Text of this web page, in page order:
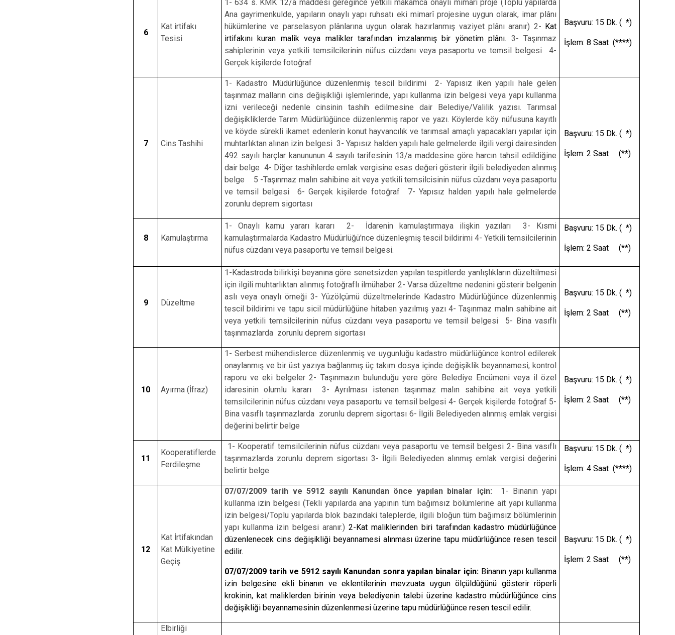
6
Kat irtifakı
Tesisi
1- 634 s. KMK 12/a maddesi gereğince yetkili makamca onaylı mimari proje (Toplu yapılarda
Ana gayrimenkulde, yapıların onaylı yapı ruhsatı eki mimarî projesine uygun olarak, imar plânı
hükümlerine ve parselasyon plânlarına uygun olarak hazırlanmış vaziyet plânı aranır) 2- Kat
irtifakını kuran malik veya malikler tarafından imzalanmış bir yönetim plânı. 3- Taşınmaz
sahiplerinin veya yetkili temsilcilerinin nüfus cüzdanı veya pasaportu ve temsil belgesi 4-
Gerçek kişilerde fotoğraf
Başvuru: 15 Dk. ( *)
İşlem: 8 Saat (****)
7 Cins Tashihi
1- Kadastro Müdürlüğünce düzenlenmiş tescil bildirimi 2- Yapısız iken yapılı hale gelen
taşınmaz malların cins değişikliği işlemlerinde, yapı kullanma izin belgesi veya yapı kullanma
izni verileceği nedenle cinsinin tashih edilmesine dair Belediye/Valilik yazısı. Tarımsal
değişikliklerde Tarım Müdürlüğünce düzenlenmiş rapor ve yazı. Köylerde köy nüfusuna kayıtlı
ve köyde sürekli ikamet edenlerin konut hayvancılık ve tarımsal amaçlı yapacakları yapılar için
muhtarlıktan alınan izin belgesi 3- Yapısız halden yapılı hale gelmelerde ilgili vergi dairesinden
492 sayılı harçlar kanununun 4 sayılı tarifesinin 13/a maddesine göre harcın tahsil edildiğine
dair belge 4- Diğer tashihlerde emlak vergisine esas değeri gösterir ilgili belediyeden alınmış
belge 5 -Taşınmaz malın sahibine ait veya yetkili temsilcisinin nüfus cüzdanı veya pasaportu
ve temsil belgesi 6- Gerçek kişilerde fotoğraf 7- Yapısız halden yapılı hale gelmelerde
zorunlu deprem sigortası
Başvuru: 15 Dk. ( *)
İşlem: 2 Saat (**)
8 Kamulaştırma
1- Onaylı kamu yararı kararı 2- İdarenin kamulaştırmaya ilişkin yazıları 3- Kısmi
kamulaştırmalarda Kadastro Müdürlüğü'nce düzenleşmiş tescil bildirimi 4- Yetkili temsilcilerinin
nüfus cüzdanı veya pasaportu ve temsil belgesi.
Başvuru: 15 Dk. ( *)
İşlem: 2 Saat (**)
9 Düzeltme
1-Kadastroda bilirkişi beyanına göre senetsizden yapılan tespitlerde yanlışlıkların düzeltilmesi
için ilgili muhtarlıktan alınmış fotoğraflı ilmühaber 2- Varsa düzeltme nedenini gösterir belgenin
aslı veya onaylı örneği 3- Yüzölçümü düzeltmelerinde Kadastro Müdürlüğünce düzenlenmiş
tescil bildirimi ve tapu sicil müdürlüğüne hitaben yazılmış yazı 4- Taşınmaz malın sahibine ait
veya yetkili temsilcilerinin nüfus cüzdanı veya pasaportu ve temsil belgesi 5- Bina vasıflı
taşınmazlarda zorunlu deprem sigortası
Başvuru: 15 Dk. ( *)
İşlem: 2 Saat (**)
10 Ayırma (İfraz)
1- Serbest mühendislerce düzenlenmiş ve uygunluğu kadastro müdürlüğünce kontrol edilerek
onaylanmış ve bir üst yazıya bağlanmış üç takım dosya içinde değişiklik beyannamesi, kontrol
raporu ve eki belgeler 2- Taşınmazın bulunduğu yere göre Belediye Encümeni veya il özel
idaresinin olumlu kararı 3- Ayrılması istenen taşınmaz malın sahibine ait veya yetkili
temsilcilerinin nüfus cüzdanı veya pasaportu ve temsil belgesi 4- Gerçek kişilerde fotoğraf 5-
Bina vasıflı taşınmazlarda zorunlu deprem sigortası 6- İlgili Belediyeden alınmış emlak vergisi
değerini belirtir belge
Başvuru: 15 Dk. ( *)
İşlem: 2 Saat (**)
11
Kooperatiflerde
Ferdileşme
1- Kooperatif temsilcilerinin nüfus cüzdanı veya pasaportu ve temsil belgesi 2- Bina vasıflı
taşınmazlarda zorunlu deprem sigortası 3- İlgili Belediyeden alınmış emlak vergisi değerini
belirtir belge
Başvuru: 15 Dk. ( *)
İşlem: 4 Saat (****)
12
Kat İrtifakından
Kat Mülkiyetine
Geçiş
07/07/2009 tarih ve 5912 sayılı Kanundan önce yapılan binalar için: 1- Binanın yapı
kullanma izin belgesi (Tekli yapılarda ana yapının tüm bağımsız bölümlerine ait yapı kullanma
izin belgesi/Toplu yapılarda blok bazındaki taleplerde, ilgili bloğun tüm bağımsız bölümlerinin
yapı kullanma izin belgesi aranır.) 2-Kat maliklerinden biri tarafından kadastro müdürlüğünce
düzenlenecek cins değişikliği beyannamesi alınması üzerine tapu müdürlüğünce resen tescil
edilir.
07/07/2009 tarih ve 5912 sayılı Kanundan sonra yapılan binalar için: Binanın yapı kullanma
izin belgesine ekli binanın ve eklentilerinin mevzuata uygun ölçüldüğünü gösterir röperli
krokinin, kat maliklerden birinin veya belediyenin talebi üzerine kadastro müdürlüğünce cins
değişikliği beyannamesinin düzenlenmesi üzerine tapu müdürlüğünce resen tescil edilir.
Başvuru: 15 Dk. ( *)
İşlem: 2 Saat (**)
Elbirliği